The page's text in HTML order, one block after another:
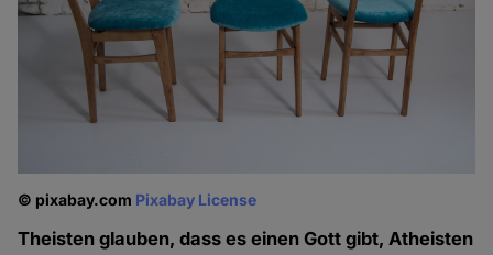
© pixabay.com Pixabay License
Theisten glauben, dass es einen Gott gibt, Atheisten